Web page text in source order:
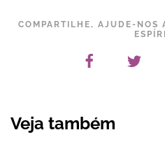
COMPARTILHE, AJUDE-NOS
Veja também